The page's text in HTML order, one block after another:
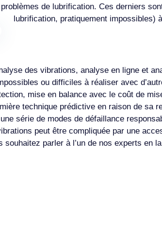
de lubrification. Ces derniers
lubrification, pratiquement impossibles)
des vibrations, analyse en ligne et
ou difficiles à réaliser avec
mise en balance avec le coût de
technique prédictive en raison de sa
série de modes de défaillance
peut être compliquée par une
parler à l’un de nos experts en